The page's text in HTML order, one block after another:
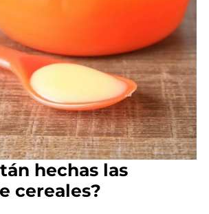
hechas las
cereales?